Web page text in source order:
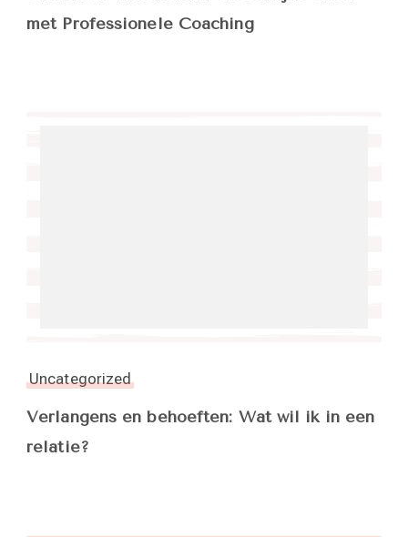
met Professionele Coaching
Uncategorized
Verlangens en behoeften: Wat wil ik in een
relatie?